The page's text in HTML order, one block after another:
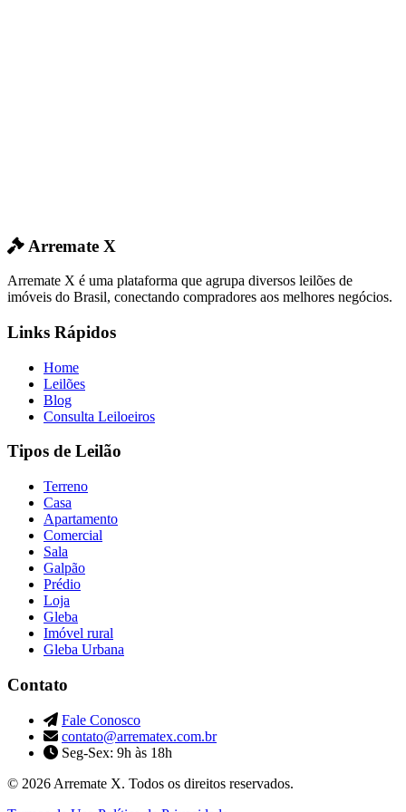
Arremate X
Arremate X é uma plataforma que agrupa diversos leilões de
imóveis do Brasil, conectando compradores aos melhores negócios.
Links Rápidos
Home
Leilões
Blog
Consulta Leiloeiros
Tipos de Leilão
Terreno
Casa
Apartamento
Comercial
Sala
Galpão
Prédio
Loja
Gleba
Imóvel rural
Gleba Urbana
Contato
Fale Conosco
contato@arrematex.com.br
Seg-Sex: 9h às 18h
© 2026 Arremate X. Todos os direitos reservados.